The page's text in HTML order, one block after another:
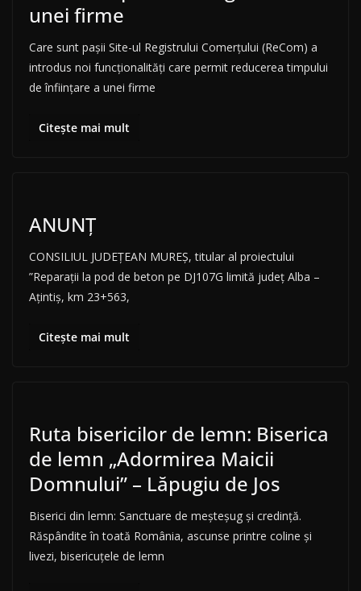
unei firme
Care sunt pașii Site-ul Registrului Comerțului (ReCom) a
introdus noi funcționalități care permit reducerea timpului
de înființare a unei firme
Citește mai mult
ANUNȚ
CONSILIUL JUDEȚEAN MUREȘ, titular al proiectului
”Reparații la pod de beton pe DJ107G limită județ Alba –
Ațintiș, km 23+563,
Citește mai mult
Ruta bisericilor de lemn: Biserica
de lemn „Adormirea Maicii
Domnului” – Lăpugiu de Jos
Biserici din lemn: Sanctuare de meșteșug și credință.
Răspândite în toată România, ascunse printre coline și
livezi, bisericuțele de lemn